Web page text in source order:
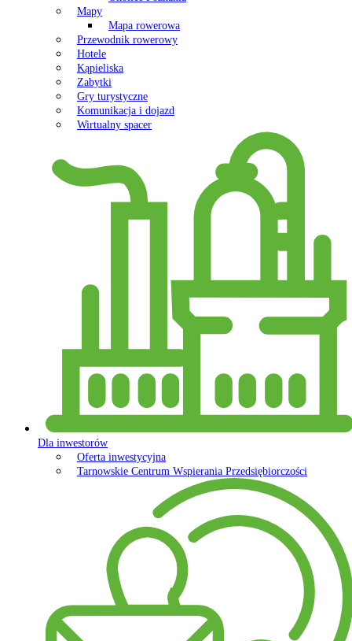
Mapy
Mapa rowerowa
Przewodnik rowerowy
Hotele
Kąpieliska
Zabytki
Gry turystyczne
Komunikacja i dojazd
Wirtualny spacer
Dla inwestorów
Oferta inwestycyjna
Tarnowskie Centrum Wspierania Przedsiębiorczości